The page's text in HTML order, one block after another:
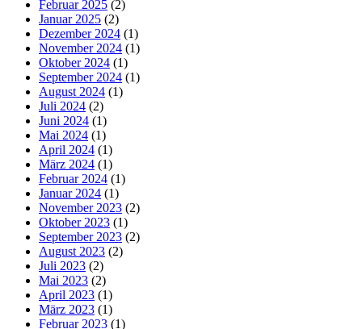
Februar 2025 (2)
Januar 2025 (2)
Dezember 2024 (1)
November 2024 (1)
Oktober 2024 (1)
September 2024 (1)
August 2024 (1)
Juli 2024 (2)
Juni 2024 (1)
Mai 2024 (1)
April 2024 (1)
März 2024 (1)
Februar 2024 (1)
Januar 2024 (1)
November 2023 (2)
Oktober 2023 (1)
September 2023 (2)
August 2023 (2)
Juli 2023 (2)
Mai 2023 (2)
April 2023 (1)
März 2023 (1)
Februar 2023 (1)